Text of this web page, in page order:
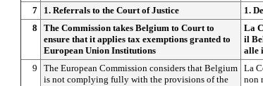
7
1. Referrals to the Court of Justice
1.
8
The Commission takes Belgium to Court to
ensure that it applies tax exemptions granted to
European Union Institutions
La
il
alle
9
The European Commission considers that Belgium
is not complying fully with the provisions of the
La
non